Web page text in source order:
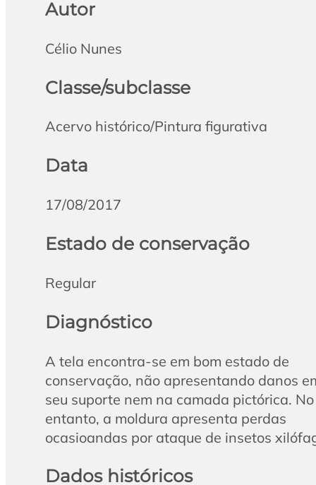
Autor
Célio Nunes
Classe/subclasse
Acervo histórico/Pintura figurativa
Data
17/08/2017
Estado de conservação
Regular
Diagnóstico
A tela encontra-se em bom estado de
conservação, não apresentando danos
seu suporte nem na camada pictórica. No
entanto, a moldura apresenta perdas
ocasioandas por ataque de insetos
Dados históricos